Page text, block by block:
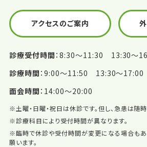
アクセスのご案内
診療受付時間 8:30〜11:30 13:30〜
診療時間 9:00〜11:50 13:30〜17:00
面会時間 14:00〜20:00
※土曜・日曜・祝日は休診です。但し、急患は随時
※診療科目により受付時間が異なります。
※臨時で休診や受付時間が変更になる場合もあ
願います。